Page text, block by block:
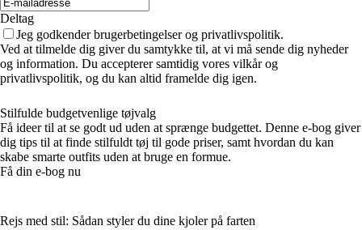
Deltag
Jeg godkender brugerbetingelser og privatlivspolitik.
Ved at tilmelde dig giver du samtykke til, at vi må sende dig nyheder
og information. Du accepterer samtidig vores vilkår og
privatlivspolitik, og du kan altid framelde dig igen.
Stilfulde budgetvenlige tøjvalg
Få ideer til at se godt ud uden at sprænge budgettet. Denne e-bog giver
dig tips til at finde stilfuldt tøj til gode priser, samt hvordan du kan
skabe smarte outfits uden at bruge en formue.
Få din e-bog nu
Rejs med stil: Sådan styler du dine kjoler på farten